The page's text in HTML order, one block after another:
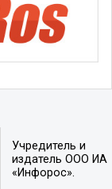
Учредитель и
издатель ООО ИА
«Инфорос».